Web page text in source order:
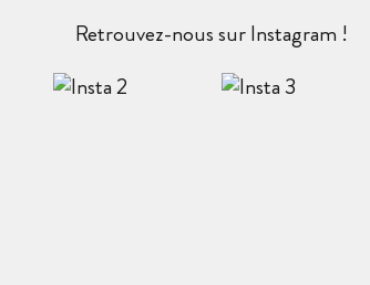
Retrouvez-nous sur Instagram !